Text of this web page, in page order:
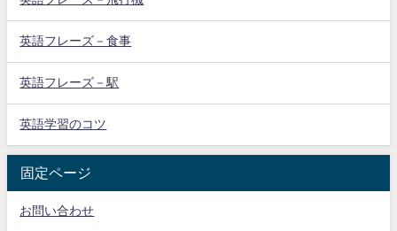
英語フレーズ－食事
英語フレーズ－駅
英語学習のコツ
固定ページ
お問い合わせ